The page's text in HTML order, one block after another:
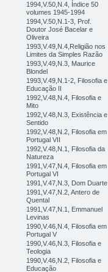
1994,V.50,N.4, Índice 50
volumes 1945-1994
1994,V.50,N.1-3, Prof.
Doutor José Bacelar e
Oliveira
1993,V.49,N.4,Religião nos
Limites da Simples Razão
1993,V.49,N.3, Maurice
Blondel
1993,V.49,N.1-2, Filosofia e
Educação II
1992,V.48,N.4, Filosofia e
Mito
1992,V.48,N.3, Existência e
Sentido
1992,V.48,N.2, Filosofia em
Portugal VII
1992,V.48,N.1, Filosofia da
Natureza
1991,V.47,N.4, Filosofia em
Portugal VI
1991,V.47,N.3, Dom Duarte
1991,V.47,N.2, Antero de
Quental
1991,V.47,N.1, Emmanuel
Levinas
1990,V.46,N.4, Filosofia em
Portugal V
1990,V.46,N.3, Filosofia e
Teologia
1990,V.46,N.2, Filosofia e
Educação